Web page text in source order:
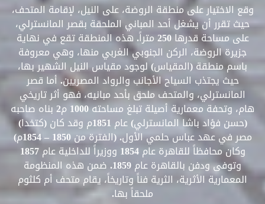
وقع الاختيار على منطقة الروضة، على النيل، لإقامة المتحف،
حيث تقرر أن يشغل أحد المباني الملحقة بقصر المانسترلي،
على مساحة قدرها 250 متراً. هذه المنطقة تقع في نهاية
جزيرة الروضة، الركن الجنوبي الغربي منها، وهي معروفة
باسم منطقة (المقياس) لوجود مقياس النيل الشهير بها،
حيث يجتذب السياح الأجانب والرواد المصريين. أما قصر
المانسترلي، والمتحف ملحق بأحد مبانيه، فهو أثر تاريخي
هام، وتحفة معمارية أصيلة تبلغ مساحته 1000 م2 بناه صاحبه
(حسن فؤاد باشا المانسترلي) عام 1851م وقد كان (كتخدا)
مصر في عهد عباس حلمي الأول. (الفترة من 1850 – 1854م)
وكان محافظاً للقاهرة عام 1854 ووزيراً للداخلية عام 1857
وتوفى ودفن بالقاهرة عام 1859. ضمن هذه المنظومة
المعمارية الأثرية، الثرية فناً وتاريخاً، يقام متحف أم كلثوم
ملحقاً بها.